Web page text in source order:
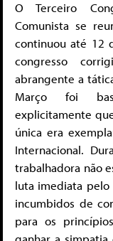
O Terceiro
Comunista se
continuou até 12
congresso
abrangente a
Março foi
explicitamente
única era
Internacional.
trabalhadora não
luta imediata pelo
incumbidos de
para os